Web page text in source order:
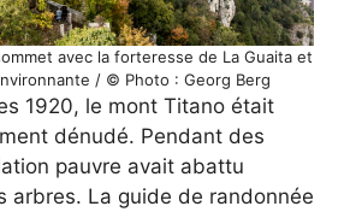
avec la forteresse de La Guaita et
/ © Photo : Georg Berg
1920, le mont Titano était
dénudé. Pendant des
pauvre avait abattu
arbres. La guide de randonnée